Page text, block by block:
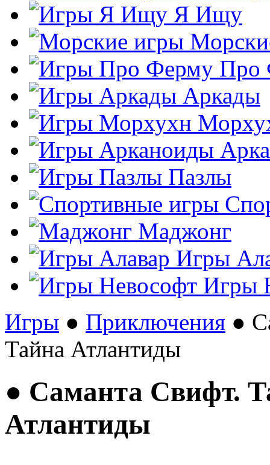
Я Ищу
Про
Аркады
Пазлы
Маджонг
Игры
Игры
Игры ● Приключения ●
Тайна Атлантиды
● Саманта Свифт.
Атлантиды